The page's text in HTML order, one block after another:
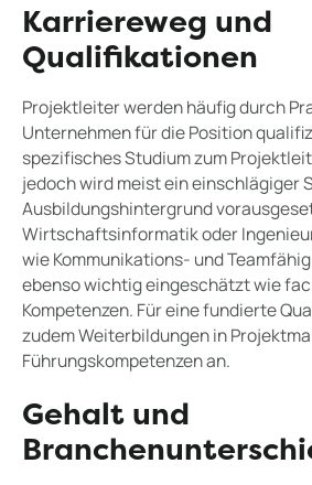
Karriereweg und
Qualifikationen
Projektleiter werden häufig durch
Unternehmen für die Position
spezifisches Studium zum
jedoch wird meist ein einschlägiger
Ausbildungshintergrund
Wirtschaftsinformatik oder
wie Kommunikations- und
ebenso wichtig eingeschätzt wie
Kompetenzen. Für eine fundierte
zudem Weiterbildungen in
Führungskompetenzen an.
Gehalt und